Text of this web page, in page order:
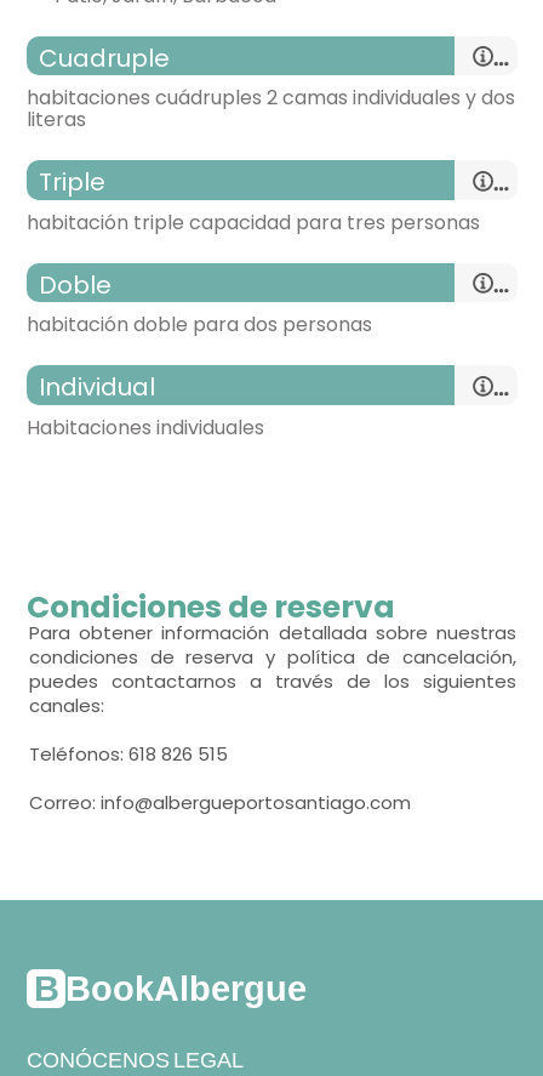
Cuadruple
habitaciones cuádruples 2 camas individuales y dos
literas
habitación con varias camas
- cama individual (190x190 cm.)
- cama litera para 2 personas
- habitación con cuarto de baño. Incluye:
triple
habitación triple capacidad para tres personas
habitación doble
- cama individual (190x190 cm.)
- habitación con cuarto de baño. Incluye:
WC,
lavabo, ducha, toallas,
doble
habitación doble para dos personas
- habitación con cuarto de baño. Incluye:
WC,
lavabo,
ducha,
secador de pelo,
individual
Habitaciones individuales
habitación con varias camas
- cama individual (190x190 cm.)
- habitación con cuarto de baño. Incluye:
Condiciones de reserva
Para obtener información detallada sobre nuestras
condiciones de reserva y política de cancelación,
puedes contactarnos a través de los siguientes
canales:
Teléfonos: 618 826 515
Correo: info@albergueportosantiago.com
BookAlbergue
CONÓCENOS LEGAL